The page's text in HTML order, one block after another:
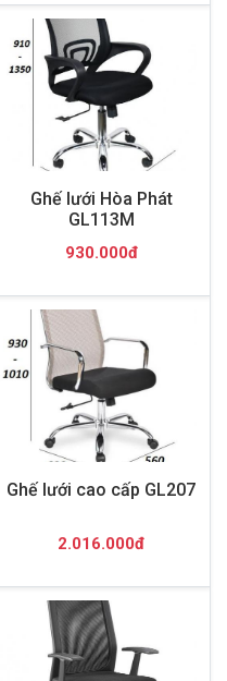
Ghế lưới Hòa Phát
GL113M
930.000đ
Ghế lưới cao cấp GL207
2.016.000đ